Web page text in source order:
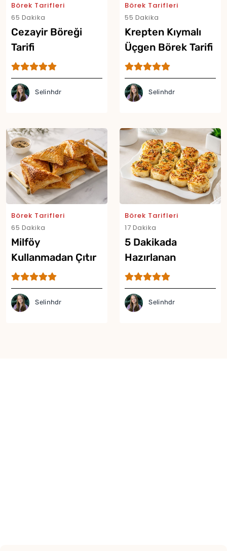
Börek Tarifleri
65 Dakika
Cezayir Böreği
Tarifi
Selinhdr
Börek Tarifleri
55 Dakika
Krepten Kıymalı
Üçgen Börek Tarifi
Selinhdr
Börek Tarifleri
65 Dakika
Milföy
Kullanmadan Çıtır
Börek Tarifi
Selinhdr
Börek Tarifleri
17 Dakika
5 Dakikada
Hazırlanan
Kahvaltılık Börek
Tarifi
Selinhdr